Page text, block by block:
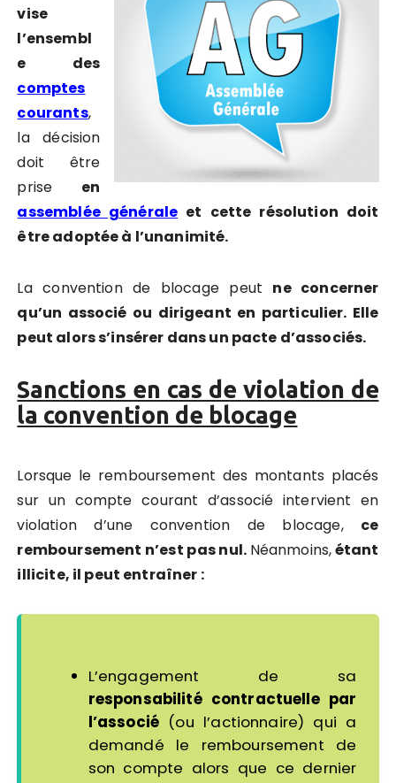
vise
l’ensembl
e des
comptes
courants,
la décision
doit être
prise en
assemblée générale et cette résolution doit
être adoptée à l’unanimité.
La convention de blocage peut ne concerner
qu’un associé ou dirigeant en particulier. Elle
peut alors s’insérer dans un pacte d’associés.
Sanctions en cas de violation de
la convention de blocage
Lorsque le remboursement des montants placés
sur un compte courant d’associé intervient en
violation d’une convention de blocage, ce
remboursement n’est pas nul. Néanmoins,étant
illicite, il peut entraîner :
L’engagement de sa
responsabilité contractuelle par
l’associé (ou l’actionnaire) qui a
demandé le remboursement de
son compte alors que ce dernier